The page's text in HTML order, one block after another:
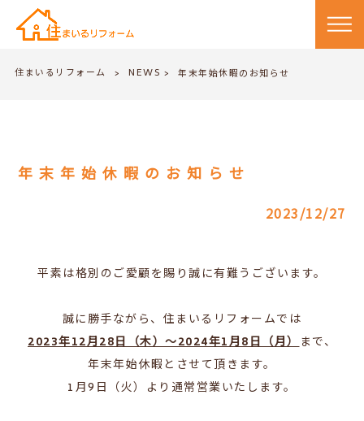
住まいるリフォーム > NEWS > 年末年始休暇のお知らせ
年末年始休暇のお知らせ
2023/12/27
平素は格別のご愛顧を賜り誠に有難うございます。
誠に勝手ながら、住まいるリフォームでは
2023年12月28日（木）～2024年1月8日（月）まで、
年末年始休暇とさせて頂きます。
1月9日（火）より通常営業いたします。